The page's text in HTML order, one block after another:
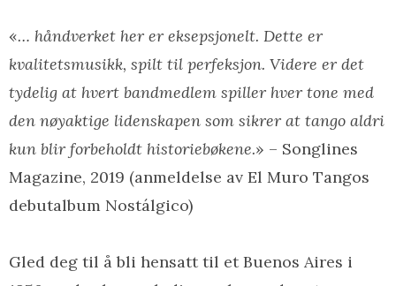
«… håndverket her er eksepsjonelt. Dette er
kvalitetsmusikk, spilt til perfeksjon. Videre er det
tydelig at hvert bandmedlem spiller hver tone med
den nøyaktige lidenskapen som sikrer at tango aldri
kun blir forbeholdt historiebøkene.» – Songlines
Magazine, 2019 (anmeldelse av El Muro Tangos
debutalbum Nostálgico)
Gled deg til å bli hensatt til et Buenos Aires i